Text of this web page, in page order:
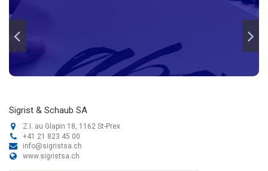
Sigrist & Schaub SA
Z.I. au Glapin 18, 1162 St-Prex
+41 21 823 45 00
info@sigristsa.ch
www.sigristsa.ch